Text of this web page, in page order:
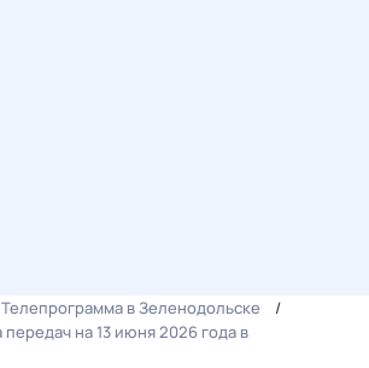
Телепрограмма в Зеленодольске
передач на 13 июня 2026 года в